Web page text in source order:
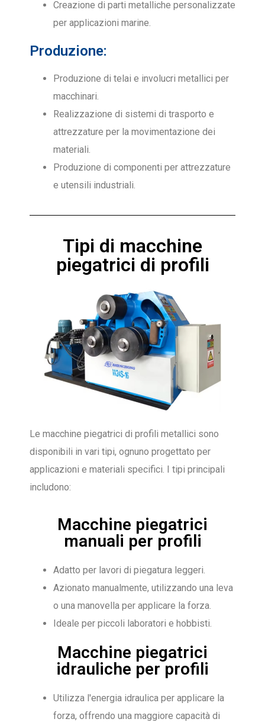
Creazione di parti metalliche personalizzate
per applicazioni marine.
Produzione:
Produzione di telai e involucri metallici per
macchinari.
Realizzazione di sistemi di trasporto e
attrezzature per la movimentazione dei
materiali.
Produzione di componenti per attrezzature
e utensili industriali.
Tipi di macchine
piegatrici di profili
Le macchine piegatrici di profili metallici sono
disponibili in vari tipi, ognuno progettato per
applicazioni e materiali specifici. I tipi principali
includono:
Macchine piegatrici
manuali per profili
Adatto per lavori di piegatura leggeri.
Azionato manualmente, utilizzando una leva
o una manovella per applicare la forza.
Ideale per piccoli laboratori e hobbisti.
Macchine piegatrici
idrauliche per profili
Utilizza l'energia idraulica per applicare la
forza, offrendo una maggiore capacità di